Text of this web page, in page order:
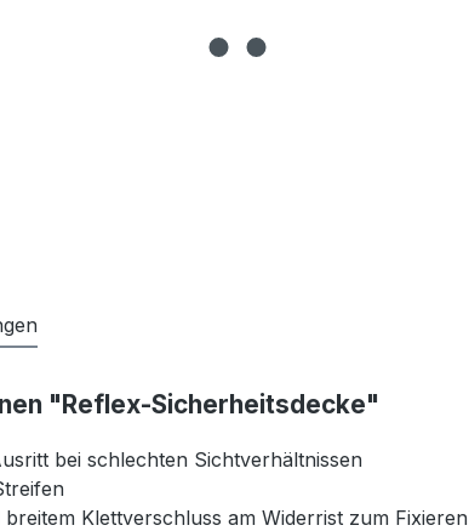
"Reflex-Sicherheitsdecke"
bei schlechten Sichtverhältnissen
Klettverschluss am Widerrist zum Fixieren